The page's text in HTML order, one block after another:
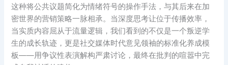
这种将公共议题简化为情绪符号的操作手法，与其后来在加
密世界的营销策略一脉相承。当深度思考让位于传播效率，
当实质内容屈从于流量逻辑，我们看到的不仅是一个叛逆学
生的成长轨迹，更是社交媒体时代意见领袖的标准化养成模
板——用争议性表演解构严肃讨论，最终在批判的喧嚣中完